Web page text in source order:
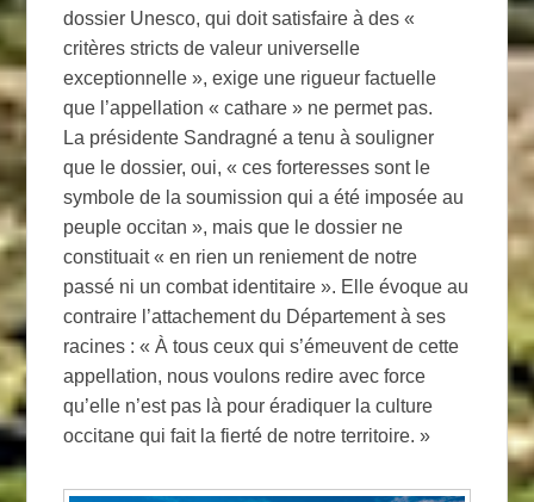
dossier Unesco, qui doit satisfaire à des «
critères stricts de valeur universelle
exceptionnelle », exige une rigueur factuelle
que l’appellation « cathare » ne permet pas.
La présidente Sandragné a tenu à souligner
que le dossier, oui, « ces forteresses sont le
symbole de la soumission qui a été imposée au
peuple occitan », mais que le dossier ne
constituait « en rien un reniement de notre
passé ni un combat identitaire ». Elle évoque au
contraire l’attachement du Département à ses
racines : « À tous ceux qui s’émeuvent de cette
appellation, nous voulons redire avec force
qu’elle n’est pas là pour éradiquer la culture
occitane qui fait la fierté de notre territoire. »